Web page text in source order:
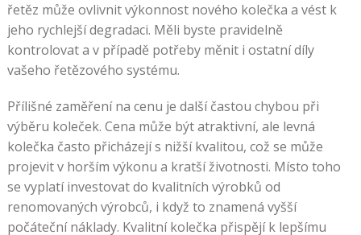
řetěz může ovlivnit výkonnost nového kolečka a vést k
jeho rychlejší degradaci. Měli byste pravidelně
kontrolovat a v případě potřeby měnit i ostatní díly
vašeho řetězového systému.
Přílišné zaměření na cenu je další častou chybou při
výběru koleček. Cena může být atraktivní, ale levná
kolečka často přicházejí s nižší kvalitou, což se může
projevit v horším výkonu a kratší životnosti. Místo toho
se vyplatí investovat do kvalitních výrobků od
renomovaných výrobců, i když to znamená vyšší
počáteční náklady. Kvalitní kolečka přispějí k lepšímu